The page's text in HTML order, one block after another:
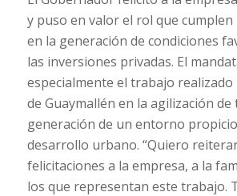
y puso en valor el rol que
en la generación de condiciones
las inversiones privadas. El
especialmente el trabajo
de Guaymallén en la agilización
generación de un entorno
desarrollo urbano. “Quiero
felicitaciones a la empresa, a la
los que representan este trabajo.